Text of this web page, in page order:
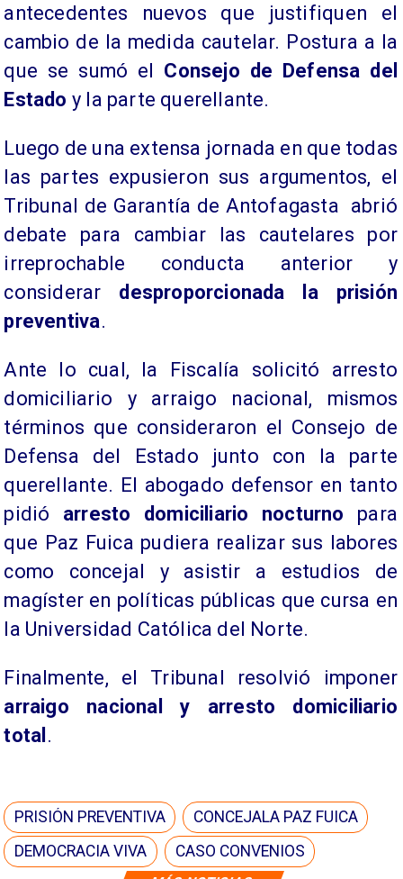
antecedentes nuevos que justifiquen el
cambio de la medida cautelar. Postura a la
que se sumó el Consejo de Defensa del
Estado y la parte querellante.
Luego de una extensa jornada en que todas
las partes expusieron sus argumentos, el
Tribunal de Garantía de Antofagasta abrió
debate para cambiar las cautelares por
irreprochable conducta anterior y
considerar desproporcionada la prisión
preventiva.
Ante lo cual, la Fiscalía solicitó arresto
domiciliario y arraigo nacional, mismos
términos que consideraron el Consejo de
Defensa del Estado junto con la parte
querellante. El abogado defensor en tanto
pidió arresto domiciliario nocturno para
que Paz Fuica pudiera realizar sus labores
como concejal y asistir a estudios de
magíster en políticas públicas que cursa en
la Universidad Católica del Norte.
Finalmente, el Tribunal resolvió imponer
arraigo nacional y arresto domiciliario
total .
PRISIÓN PREVENTIVA
CONCEJALA PAZ FUICA
DEMOCRACIA VIVA
CASO CONVENIOS